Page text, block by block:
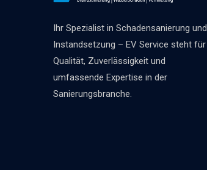
Ihr Spezialist in Schadensanierung und
Instandsetzung – EV Service steht für
Qualität, Zuverlässigkeit und
umfassende Expertise in der
Sanierungsbranche.